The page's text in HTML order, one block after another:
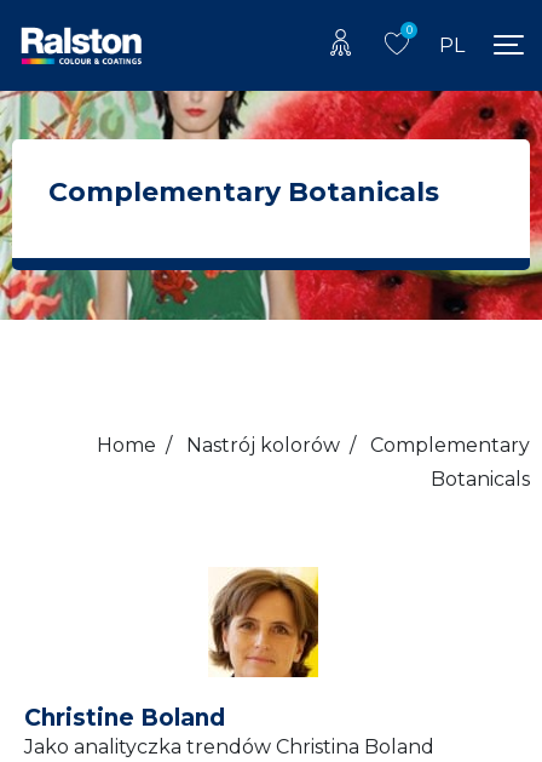
0
PL
Complementary Botanicals
Home / Nastrój kolorów / Complementary
Botanicals
Christine Boland
Jako analityczka trendów Christina Boland